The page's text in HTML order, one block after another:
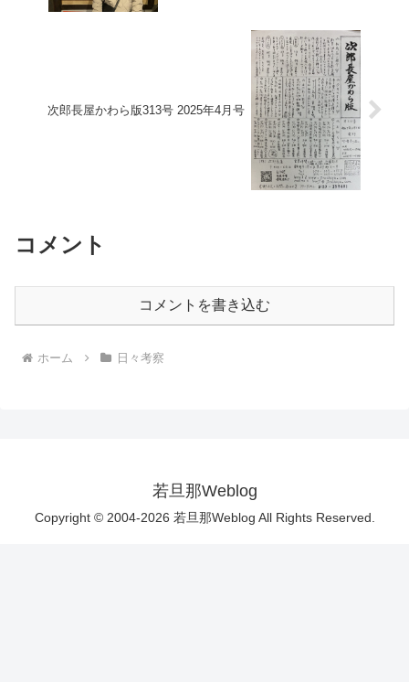
次郎長屋かわら版313号 2025年4月号
コメント
コメントを書き込む
ホーム 日々考察
若旦那Weblog
Copyright © 2004-2026 若旦那Weblog All Rights Reserved.